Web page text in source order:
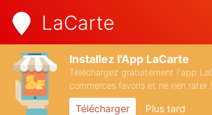
LaCarte
Installez l'App LaCarte
Téléchargez gratuitement l'app
commerces favoris et ne rien rater !
Télécharger Plus tard